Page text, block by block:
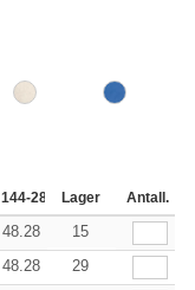
144-287 288 + Mer
Lager Antall.
48.28 47.83
15
48.28 47.83
29